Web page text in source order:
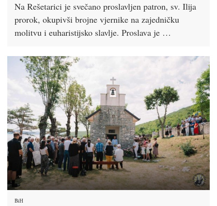
Na Rešetarici je svečano proslavljen patron, sv. Ilija
prorok, okupivši brojne vjernike na zajedničku
molitvu i euharistijsko slavlje. Proslava je …
BiH